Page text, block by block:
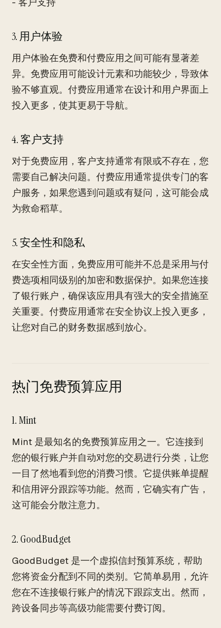
3. 用户体验
用户体验在免费和付费应用之间可能有显著差
异。免费应用可能设计元素和功能较少，导致体
验不够直观。付费应用通常在设计和用户界面上
投入更多，使其更易于导航。
4. 客户支持
对于免费应用，客户支持通常有限或不存在，您
需要自己解决问题。付费应用通常提供专门的客
户服务，如果您遇到问题或有疑问，这可能会成
为救命稻草。
5. 安全性和隐私
在安全性方面，免费应用可能并不总是采用与付
费选项相同级别的加密和数据保护。如果您连接
了银行账户，确保该应用具有强大的安全措施至
关重要。付费应用通常在安全协议上投入更多，
让您对自己的财务数据感到放心。
热门免费预算应用
1. Mint
Mint 是最知名的免费预算应用之一。它连接到
您的银行账户并自动对您的交易进行分类，让您
一目了然地看到您的消费习惯。它提供账单提醒
和信用评分跟踪等功能。然而，它确实有广告，
这可能会分散注意力。
2. GoodBudget
GoodBudget 是一个虚拟信封预算系统，帮助
您将资金分配到不同的类别。它简单易用，允许
您在不连接银行账户的情况下跟踪支出。然而，
跨设备同步等高级功能需要付费订阅。